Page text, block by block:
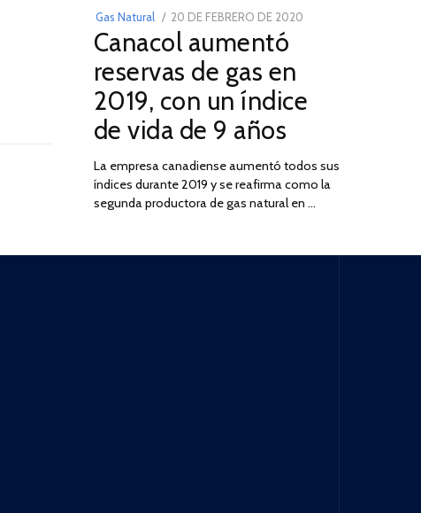
Gas Natural
POSTED
ON
20 DE FEBRERO DE 2020
2025
Canacol aumentó
reservas de gas en
2019, con un índice
de vida de 9 años
La empresa canadiense aumentó todos sus
índices durante 2019 y se reafirma como la
segunda productora de gas natural en …